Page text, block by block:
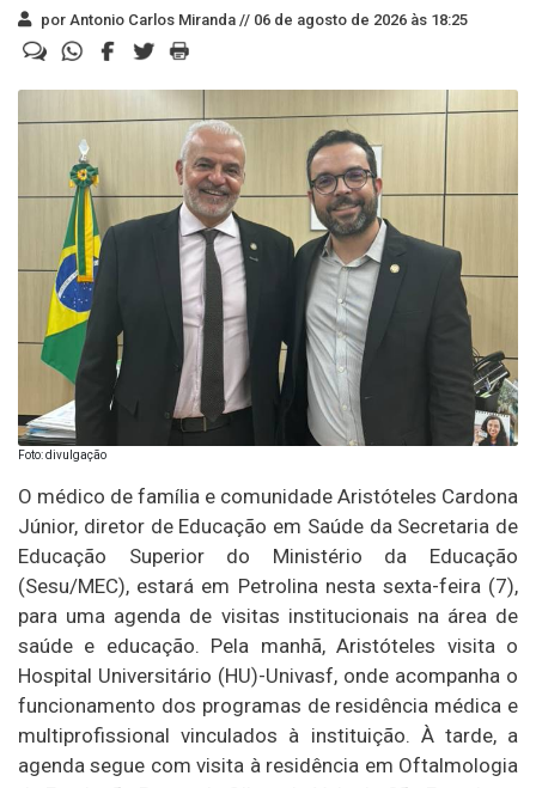
por Antonio Carlos Miranda // 06 de agosto de 2026 às 18:25
Foto: divulgação
O médico de família e comunidade Aristóteles Cardona
Júnior, diretor de Educação em Saúde da Secretaria de
Educação Superior do Ministério da Educação
(Sesu/MEC), estará em Petrolina nesta sexta-feira (7),
para uma agenda de visitas institucionais na área de
saúde e educação. Pela manhã, Aristóteles visita o
Hospital Universitário (HU)-Univasf, onde acompanha o
funcionamento dos programas de residência médica e
multiprofissional vinculados à instituição. À tarde, a
agenda segue com visita à residência em Oftalmologia